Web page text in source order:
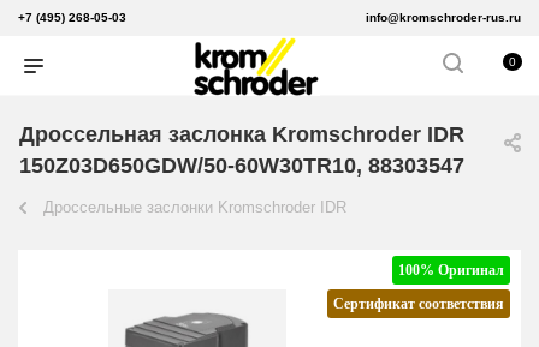
+7 (495) 268-05-03 info@kromschroder-rus.ru
0
Дроссельная заслонка Kromschroder IDR
150Z03D650GDW/50-60W30TR10, 88303547
Дроссельные заслонки Kromschroder IDR
100% Оригинал
Сертификат соответствия